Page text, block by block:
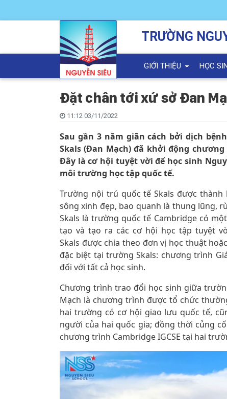
TRƯỜNG
GIỚI THIỆU HỌC
Đặt chân tới xứ sở Đan
11:12 03/11/2022
Sau gần 3 năm giãn cách bởi dịch
Skals (Đan Mạch) đã khởi động
Đây là cơ hội tuyệt vời để học sinh
môi trường học tập quốc tế.
Trường nội trú quốc tế Skals được
sông xinh đẹp, bao quanh là thung lũng,
Skals là trường quốc tế Cambridge có
tạo và tạo ra các cơ hội học tập tuyệt
Skals được chia theo đơn vị học thuật
đặc biệt tại trường Skals: chương trình
đối với tất cả học sinh.
Chương trình trao đổi học sinh giữa
Mạch là chương trình được tổ chức
hai trường có cơ hội giao lưu quốc tế,
người của hai quốc gia; đồng thời củng
chương trình Cambridge IGCSE tại hai